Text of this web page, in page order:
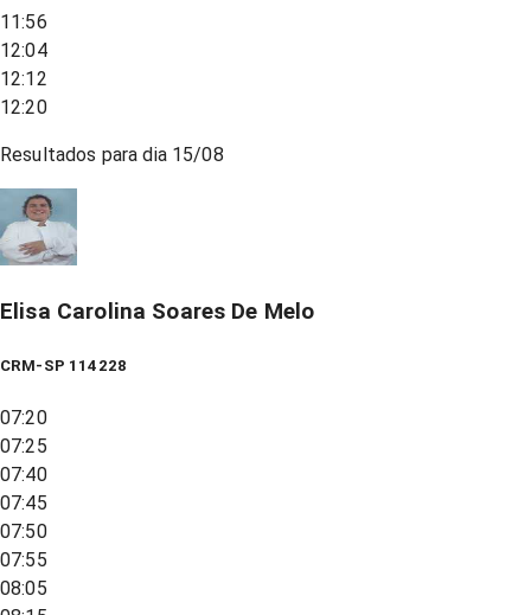
11:56
12:04
12:12
12:20
Resultados para dia 15/08
Elisa Carolina Soares De Melo
CRM-SP 114228
07:20
07:25
07:40
07:45
07:50
07:55
08:05